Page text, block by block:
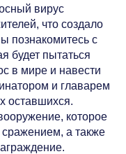
вирус
что создало
познакомитесь с
будет пытаться
в мире и навести
и главарем
оставшихся.
которое
а также